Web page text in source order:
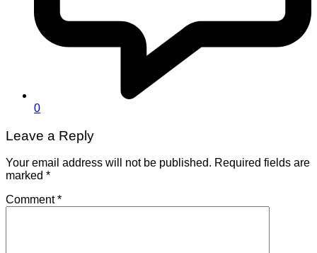
0
Leave a Reply
Your email address will not be published. Required fields are
marked *
Comment*